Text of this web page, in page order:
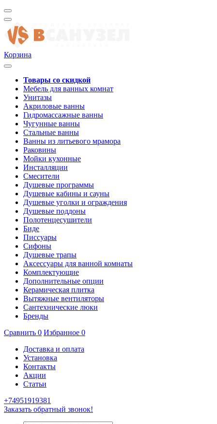
Корзина
Товары со скидкой
Мебель для ванных комнат
Унитазы
Акриловые ванны
Гидромассажные ванны
Чугунные ванны
Стальные ванны
Ванны из литьевого мрамора
Раковины
Мойки кухонные
Инсталляции
Смесители
Душевые программы
Душевые кабины и сауны
Душевые уголки и ограждения
Душевые поддоны
Полотенцесушители
Биде
Писсуары
Сифоны
Душевые трапы
Аксессуары для ванной комнаты
Комплектующие
Дополнительные опции
Керамическая плитка
Вытяжные вентиляторы
Сантехнические люки
Бренды
Сравнить 0 Избранное 0
Доставка и оплата
Установка
Контакты
Акции
Статьи
+74951919381
Заказать обратный звонок!